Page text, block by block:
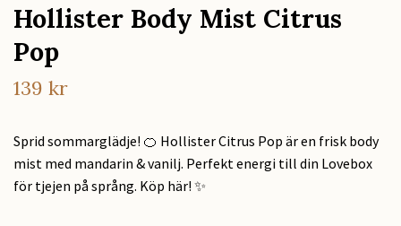
Hollister Body Mist Citrus
Pop
139 kr
Sprid sommarglädje! 🍊 Hollister Citrus Pop är en frisk body
mist med mandarin & vanilj. Perfekt energi till din Lovebox
för tjejen på språng. Köp här! ✨